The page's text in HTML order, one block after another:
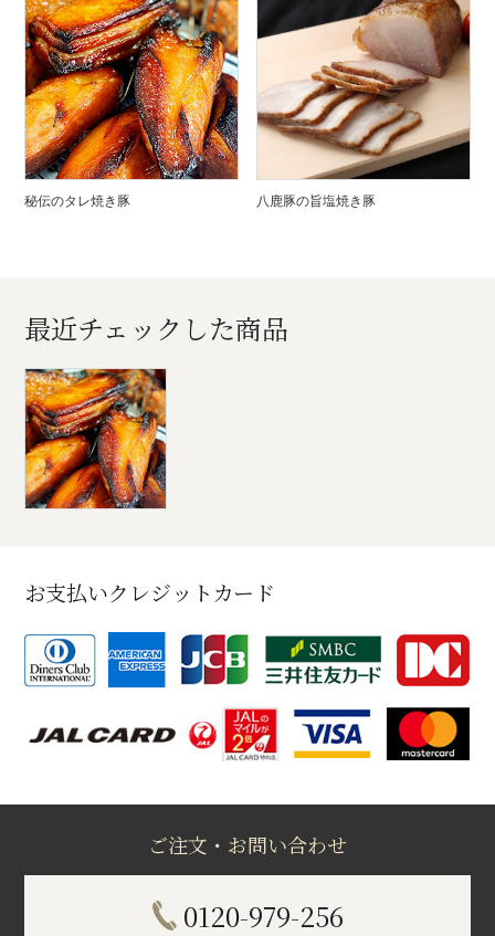
秘伝のタレ焼き豚 八鹿豚の旨塩焼き豚
最近チェックした商品
お支払いクレジットカード
ご注文・お問い合わせ
0120-979-256